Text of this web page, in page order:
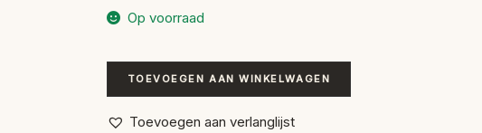
Op voorraad
Sleutelhanger
Paracord
aantal
TOEVOEGEN AAN WINKELWAGEN
Toevoegen aan verlanglijst